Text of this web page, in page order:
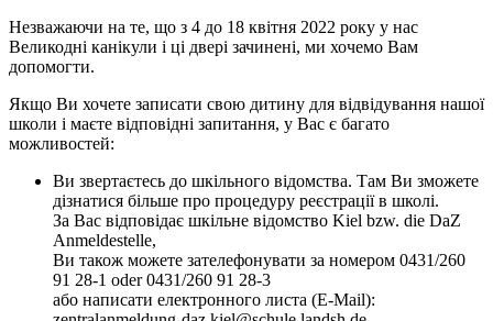
Незважаючи на те, що з 4 до 18 квітня 2022 року у нас
Великодні канікули і ці двері зачинені, ми хочемо Вам
допомогти.
Якщо Ви хочете записати свою дитину для відвідування нашої
школи і маєте відповідні запитання, у Вас є багато
можливостей:
Ви звертаєтесь до шкільного відомства. Там Ви зможете
дізнатися більше про процедуру реєстрації в школі.
За Вас відповідає шкільне відомство Kiel bzw. die DaZ
Anmeldestelle,
Ви також можете зателефонувати за номером 0431/260
91 28-1 oder 0431/260 91 28-3
або написати електронного листа (E-Mail):